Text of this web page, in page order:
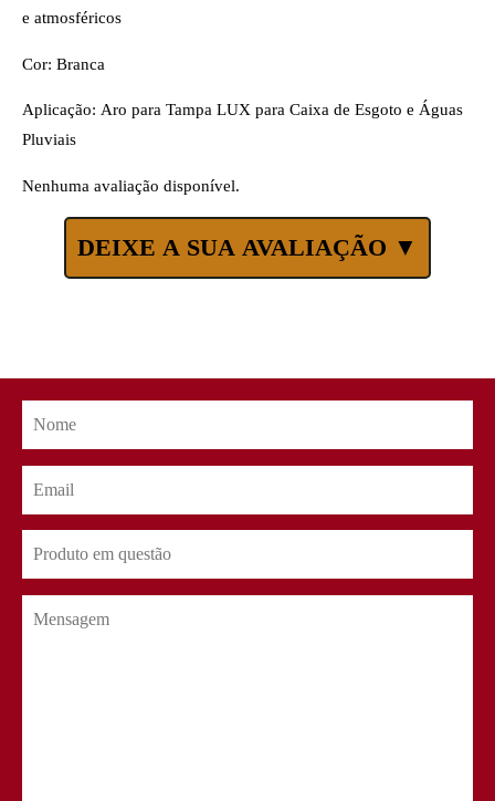
e atmosféricos
Cor: Branca
Aplicação: Aro para Tampa LUX para Caixa de Esgoto e Águas
Pluviais
Nenhuma avaliação disponível.
DEIXE A SUA AVALIAÇÃO ▼